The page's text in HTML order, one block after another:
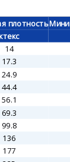
плотность
14
17.3
24.9
44.4
56.1
69.3
99.8
136
177